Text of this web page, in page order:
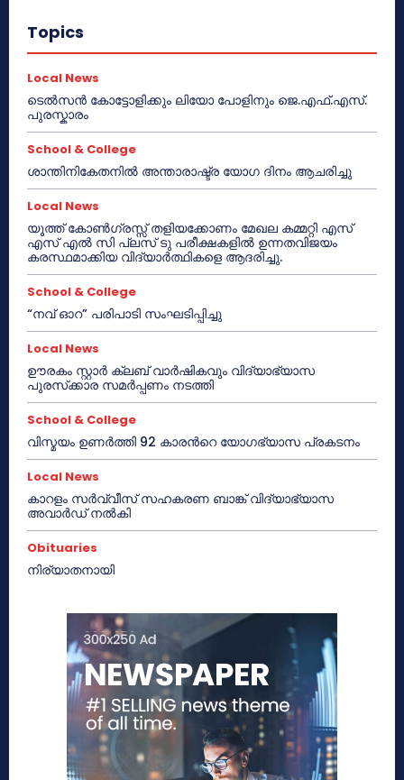
Topics
Local News
ടെൽസൻ കോട്ടോളിക്കും ലിയോ പോളിനും ജെ.എഫ്.എസ്.
പുരസ്കാരം
School & College
ശാന്തിനികേതനിൽ അന്താരാഷ്ട്ര യോഗ ദിനം ആചരിച്ചു
Local News
യൂത്ത് കോൺഗ്രസ്സ് തളിയക്കോണം മേഖല കമ്മറ്റി എസ്
എസ് എൽ സി പ്ലസ് ടു പരീക്ഷകളിൽ ഉന്നതവിജയം
കരസ്ഥമാക്കിയ വിദ്യാർത്ഥികളെ ആദരിച്ചു.
School & College
“നവ് ഓറ” പരിപാടി സംഘടിപ്പിച്ചു
Local News
ഊരകം സ്റ്റാർ ക്ലബ് വാർഷികവും വിദ്യാഭ്യാസ
പുരസ്‌ക്കാര സമർപ്പണം നടത്തി
School & College
വിസ്മയം ഉണർത്തി 92 കാരൻറെ യോഗഭ്യാസ പ്രകടനം
Local News
കാറളം സർവ്വീസ് സഹകരണ ബാങ്ക് വിദ്യാഭ്യാസ
അവാർഡ് നൽകി
Obituaries
നിര്യാതനായി